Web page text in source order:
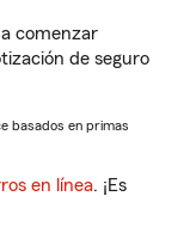
comenzar
de seguro
basados en primas
en línea. ¡Es